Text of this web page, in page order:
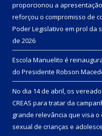
proporcionou a
reforçou o compromisso de
Poder Legislativo em prol da
de 2026
Escola Manuelito é
do Presidente Robson
No dia 14 de abril, os
CREAS para tratar da
grande relevância que visa
sexual de crianças e